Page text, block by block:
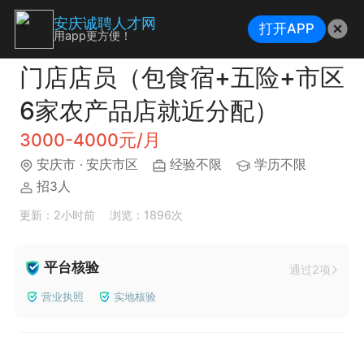
门店店员（包食宿+五险+市区
6家农产品店就近分配）
3000-4000元/月
安庆市 · 安庆市区 经验不限
学历不限
招3人
更新：2小时前 浏览：1896次
平台核验 通过2项
营业执照 实地核验
安庆诚聘人才网
用app更方便！ 打开APP